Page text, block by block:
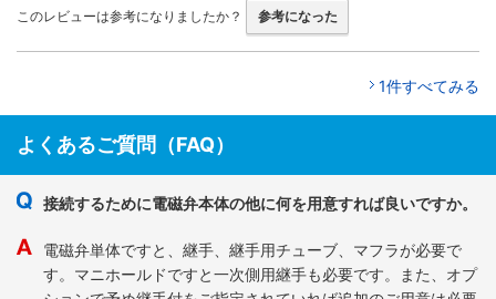
このレビューは参考になりましたか？ 参考になった
1件すべてみる
よくあるご質問（FAQ）
接続するために電磁弁本体の他に何を用意すれば良いですか。
電磁弁単体ですと、継手、継手用チューブ、マフラが必要で
す。マニホールドですと一次側用継手も必要です。また、オプ